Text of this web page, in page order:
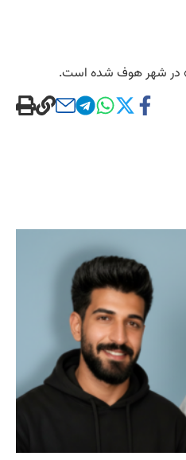
در شهر هوف شده است.